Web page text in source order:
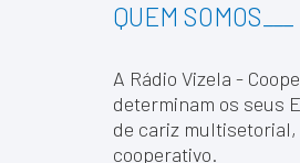
QUEM SOMOS
A Rádio Vizela -
determinam os seus
de cariz
cooperativo.